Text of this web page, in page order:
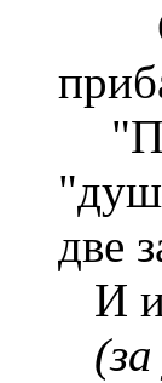
две
И